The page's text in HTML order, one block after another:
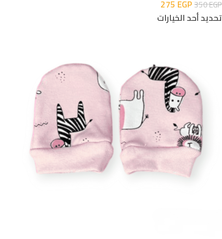
350EGP
275 EGP
تحديد أحد الخيارات